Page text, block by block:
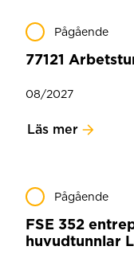
Pågående
77121
08/2027
Läs mer
Pågående
FSE 352
huvudtunnlar